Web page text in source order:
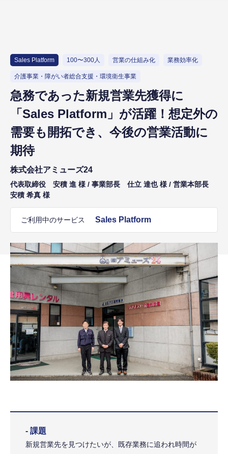
Sales Platform 100〜300人 営業の仕組み化 業務効率化
介護事業・障がい者総合支援・環境衛生事業
急務であった新規営業先獲得に
「Sales Platform」が活躍！想定外の
需要も開拓でき、今後の営業活動に
期待
株式会社アミューズ24
代表取締役 安積 進 様 / 事業部長 仕立 達也 様 / 営業本部長
安積 希真 様
ご利用中のサービス Sales Platform
- 課題
新規営業先を見つけたいが、既存業務に追われ時間が